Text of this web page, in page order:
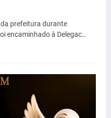
prefeitura durante
encaminhado à Delegac…